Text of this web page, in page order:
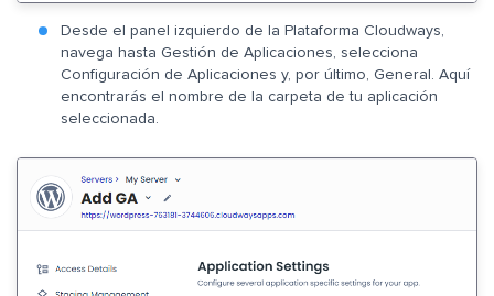
Desde el panel izquierdo de la Plataforma Cloudways,
navega hasta Gestión de Aplicaciones, selecciona
Configuración de Aplicaciones y, por último, General. Aquí
encontrarás el nombre de la carpeta de tu aplicación
seleccionada.